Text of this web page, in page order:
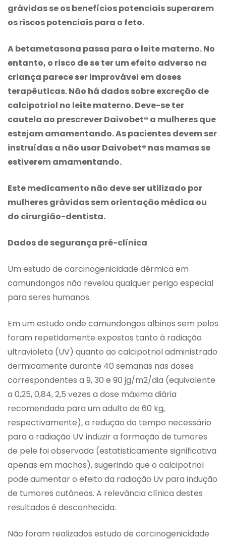
grávidas se os benefícios potenciais superarem
os riscos potenciais para o feto.
A betametasona passa para o leite materno. No
entanto, o risco de se ter um efeito adverso na
criança parece ser improvável em doses
terapêuticas. Não há dados sobre excreção de
calcipotriol no leite materno. Deve-se ter
cautela ao prescrever Daivobet® a mulheres que
estejam amamentando. As pacientes devem ser
instruídas a não usar Daivobet® nas mamas se
estiverem amamentando.
Este medicamento não deve ser utilizado por
mulheres grávidas sem orientação médica ou
do cirurgião-dentista.
Dados de segurança pré-clínica
Um estudo de carcinogenicidade dérmica em
camundongos não revelou qualquer perigo especial
para seres humanos.
Em um estudo onde camundongos albinos sem pelos
foram repetidamente expostos tanto à radiação
ultravioleta (UV) quanto ao calcipotriol administrado
dermicamente durante 40 semanas nas doses
correspondentes a 9, 30 e 90 jg/m2/dia (equivalente
a 0,25, 0,84, 2,5 vezes a dose máxima diária
recomendada para um adulto de 60 kg,
respectivamente), a redução do tempo necessário
para a radiação UV induzir a formação de tumores
de pele foi observada (estatisticamente significativa
apenas em machos), sugerindo que o calcipotriol
pode aumentar o efeito da radiação Uv para indução
de tumores cutâneos. A relevância clínica destes
resultados é desconhecida.
Não foram realizados estudo de carcinogenicidade